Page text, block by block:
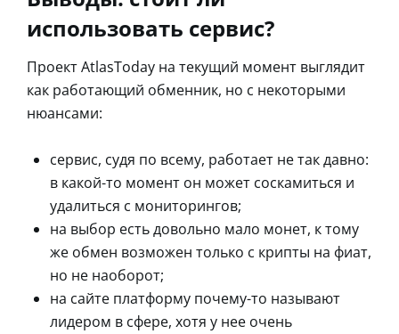
использовать сервис?
Проект AtlasToday на текущий момент выглядит
как работающий обменник, но с некоторыми
нюансами:
сервис, судя по всему, работает не так давно:
в какой-то момент он может соскамиться и
удалиться с мониторингов;
на выбор есть довольно мало монет, к тому
же обмен возможен только с крипты на фиат,
но не наоборот;
на сайте платформу почему-то называют
лидером в сфере, хотя у нее очень